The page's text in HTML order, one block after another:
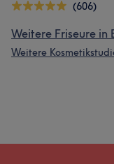
(606)
Weitere Friseure in
Weitere